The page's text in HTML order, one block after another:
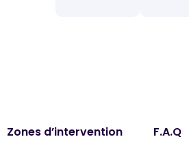
Zones d’intervention F.A.Q